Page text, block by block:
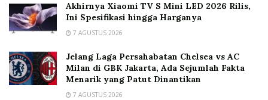
Akhirnya Xiaomi TV S Mini LED 2026 Rilis,
Ini Spesifikasi hingga Harganya
7 AGUSTUS 2026
Jelang Laga Persahabatan Chelsea vs AC
Milan di GBK Jakarta, Ada Sejumlah Fakta
Menarik yang Patut Dinantikan
7 AGUSTUS 2026